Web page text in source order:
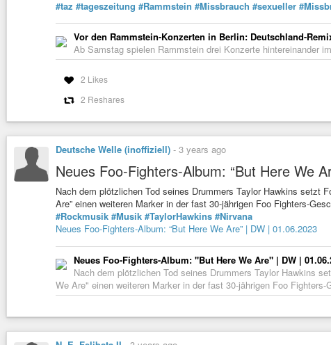
1978 Bonny Tyler : It’s a heardache
1978 Buzzcocks : Ever Fallen In Love…
1978 Judas Priest : Exciter
1978 Mother’s Finest : Baby love
1979 The B-52s : Planet Claire
1979 The Ruts : Jah War
1979 The Specials : A message to you Rudy
1980 Bruce Springsteen : The River
1980 Fehlfarben : Paul ist tot
1980 Madness : Baggy Trousers
1980 Motörhead : The Ace of Spades
1980 The Cure : A Forest
1980 The Cure : Boys Don’t Cry
1981 Dead Kennedys : Nazi punks fuck off
1981 Kraftwerk : Computerwelt
#taz #tageszeitung #Rammstein #Missbrauch #sexueller
Vor den Rammstein-Konzerten in Berlin: Deutschland-
Ab Samstag spielen Rammstein drei Konzerte hintereinander
2 Likes
2 Reshares
Deutsche Welle (inoffiziell) - 3 years ago
Neues Foo-Fighters-Album: “But Here We
Nach dem plötzlichen Tod seines Drummers Taylor Hawkins setzt
Are” einen weiteren Marker in der fast 30-jährigen Foo Fighters-
#Rockmusik #Musik #TaylorHawkins #Nirvana
Neues Foo-Fighters-Album: “But Here We Are” | DW | 01.06.2023
Neues Foo-Fighters-Album: "But Here We Are" | DW |
Nach dem plötzlichen Tod seines Drummers Taylor Hawkins
We Are" einen weiteren Marker in der fast 30-jährigen Foo Fighters-